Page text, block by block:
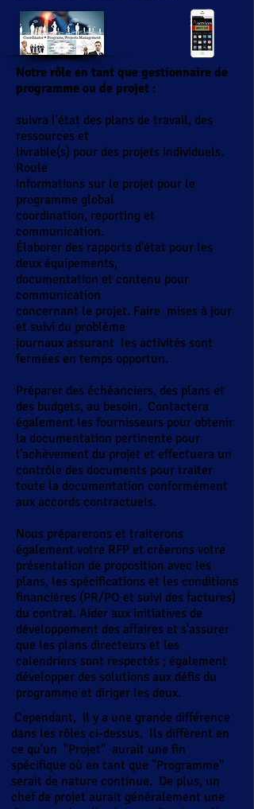
Notre rôle en tant que gestionnaire de
programme ou de projet :
suivra l'état des plans de travail, des
ressources et
livrable(s) pour des projets individuels.
Roule
informations sur le projet pour le
programme global
coordination, reporting et
communication.
Élaborer des rapports d'état pour les
deux équipements,
documentation et contenu pour
communication
concernant le projet. Faire mises à jour
et suivi du problème
journaux assurant les activités sont
fermées en temps opportun.
Préparer des échéanciers, des plans et
des budgets, au besoin. Contactera
également les fournisseurs pour obtenir
la documentation pertinente pour
l'achèvement du projet et effectuera un
contrôle des documents pour traiter
toute la documentation conformément
aux accords contractuels.
Nous préparerons et traiterons
également votre RFP et créerons votre
présentation de proposition avec les
plans, les spécifications et les conditions
financières (PR/PO et suivi des factures)
du contrat. Aider aux initiatives de
développement des affaires et s'assurer
que les plans directeurs et les
calendriers sont respectés ; également
développer des solutions aux défis du
programme et diriger les deux.
Cependant, il y a une grande différence
dans les rôles ci-dessus. Ils diffèrent en
ce qu'un "Projet" aurait une fin
spécifique où en tant que "Programme"
serait de nature continue. De plus, un
chef de projet aurait généralement une